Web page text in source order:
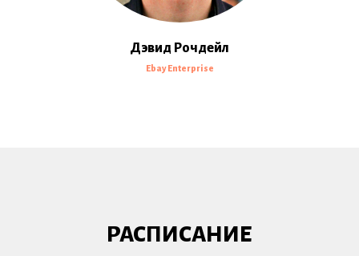
Дэвид Рочдейл
Ebay Enterprise
РАСПИСАНИЕ